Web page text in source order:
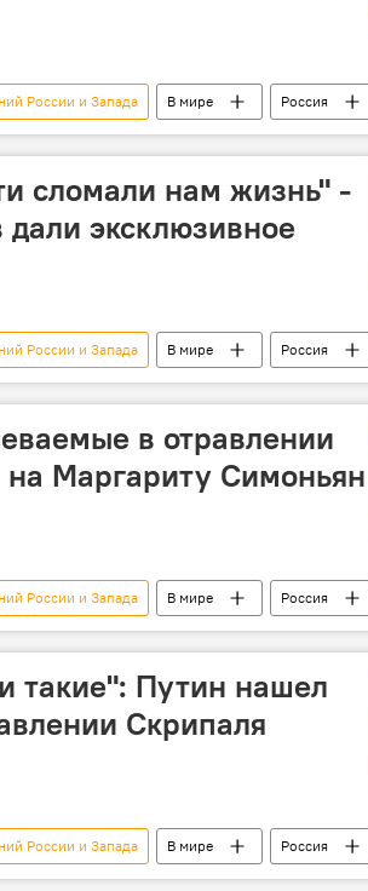
России и Запада В мире Россия
сломали нам жизнь" -
эксклюзивное
России и Запада В мире Россия
в отравлении
Маргариту Симоньян
России и Запада В мире
Россия
такие": Путин нашел
Скрипаля
России и Запада В мире
Россия